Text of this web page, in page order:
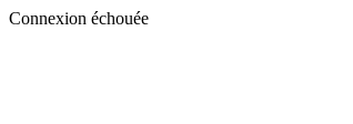
Connexion échouée